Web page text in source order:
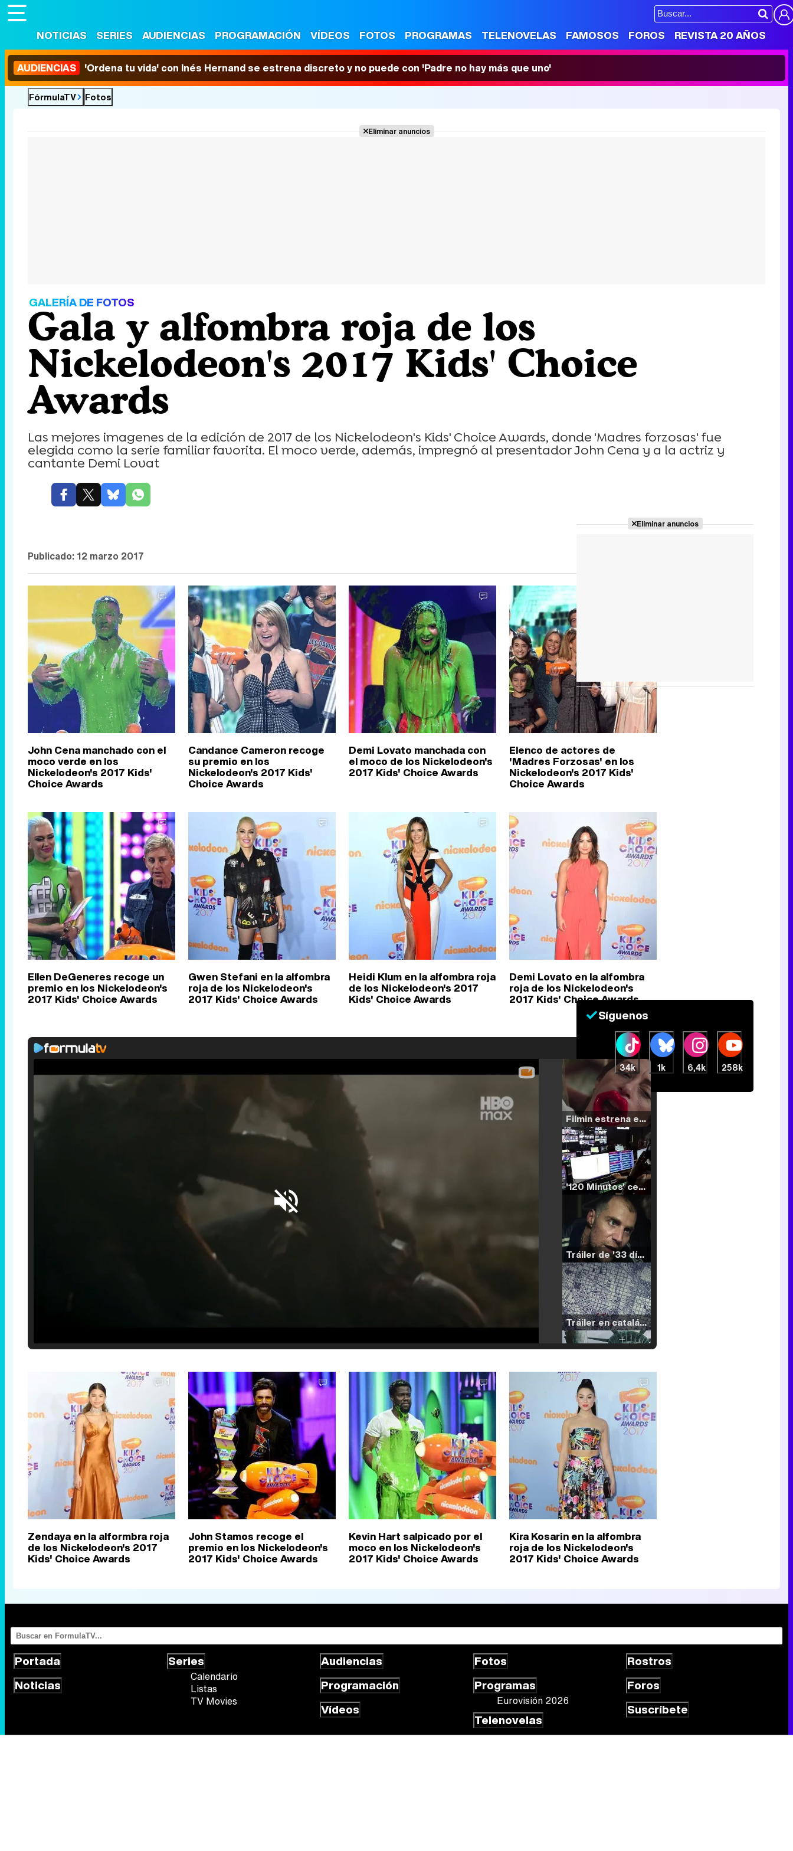
NOTICIAS SERIES AUDIENCIAS PROGRAMACIÓN VÍDEOS FOTOS PROGRAMAS TELENOVELAS FAMOSOS FOROS REVISTA 20 AÑOS
AUDIENCIAS 'Ordena tu vida' con Inés Hernand se estrena discreto y no puede con 'Padre no hay más que uno'
FórmulaTV Fotos
Eliminar anuncios
GALERÍA DE FOTOS
Gala y alfombra roja de los
Nickelodeon's 2017 Kids' Choice
Awards
Las mejores imagenes de la edición de 2017 de los Nickelodeon's Kids' Choice Awards, donde 'Madres forzosas' fue
elegida como la serie familiar favorita. El moco verde, además, impregnó al presentador John Cena y a la actriz y
cantante Demi Lovat
Publicado: 12 marzo 2017
John Cena manchado con el
moco verde en los
Nickelodeon's 2017 Kids'
Choice Awards
Candance Cameron recoge
su premio en los
Nickelodeon's 2017 Kids'
Choice Awards
Demi Lovato manchada con
el moco de los Nickelodeon's
2017 Kids' Choice Awards
Elenco de actores de
'Madres Forzosas' en los
Nickelodeon's 2017 Kids'
Choice Awards
Ellen DeGeneres recoge un
premio en los Nickelodeon's
2017 Kids' Choice Awards
Filmin estrena el tráiler de 'Millennial Mal', su nueva comedia universitaria de la mano de Lorena Iglesias
'120 Minutos' celebra sus 2.000 programas en Telemadrid con un vídeo del día a día en la redacción
Tráiler de '33 días', la nueva serie de Atresplayer con Julián Villagrán y José Manuel Poga
Tráiler en catalán de 'Ravalear', la nueva serie de HBO Max sobre los fondos buitre
Tráiler de la tercera temporada de 'The Walking Dead: Dead City' de AMC+
Gwen Stefani en la alfombra
roja de los Nickelodeon's
2017 Kids' Choice Awards
Heidi Klum en la alfombra roja
de los Nickelodeon's 2017
Kids' Choice Awards
Demi Lovato en la alfombra
roja de los Nickelodeon's
2017 Kids' Choice Awards
1
Zendaya en la alformbra roja
de los Nickelodeon's 2017
Kids' Choice Awards
John Stamos recoge el
premio en los Nickelodeon's
2017 Kids' Choice Awards
Kevin Hart salpicado por el
moco en los Nickelodeon's
2017 Kids' Choice Awards
Kira Kosarin en la alfombra
roja de los Nickelodeon's
2017 Kids' Choice Awards
Eliminar anuncios
Síguenos
34k 1k 6,4k 258k
Portada
Noticias
Series
Calendario
Listas
TV Movies
Audiencias
Programación
Vídeos
Fotos
Programas
Eurovisión 2026
Telenovelas
Rostros
Foros
Suscríbete